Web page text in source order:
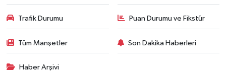
Trafik Durumu Puan Durumu ve Fikstür
Tüm Manşetler Son Dakika Haberleri
Haber Arşivi